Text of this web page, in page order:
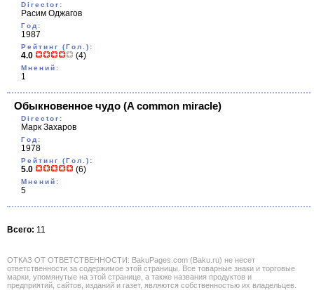
Director:
Расим Оджагов
Год:
1987
Рейтинг (Гол.):
4.0 (4)
Мнений:
1
Обыкновенное чудо (A common miracle)
Director:
Марк Захаров
Год:
1978
Рейтинг (Гол.):
5.0 (6)
Мнений:
5
Всего: 11
ОТКАЗ ОТ ОТВЕТСТВЕННОСТИ: BakuPages.com (Baku.ru) не несет
ответственности за содержимое этой страницы. Все товарные знаки и торговые
марки, упомянутые на этой странице, а также названия продуктов и
предприятий, сайтов, изданий и газет, являются собственностью их владельцев.